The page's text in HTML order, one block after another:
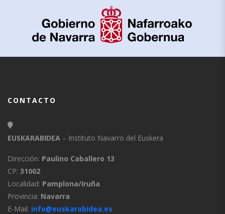
CONTACTO
EUSKARABIDEA – Instituto Navarro del Euskera
Dirección: Paulino Caballero 13
CP: 31002
Localidad: Pamplona/Iruña
Provincia: Navarra
E-Mail: info@euskarabidea.es